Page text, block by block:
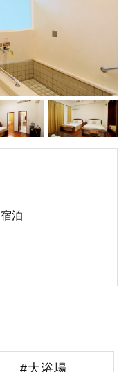
宿泊
#大浴場